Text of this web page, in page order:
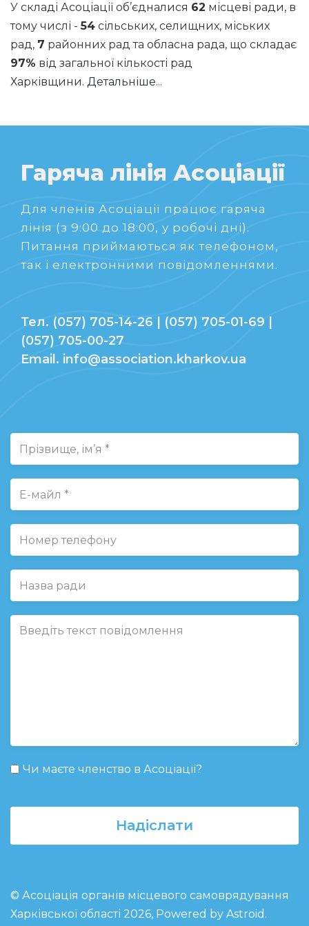
У складі Асоціації об’єдналися 62 місцеві ради, в
тому числі -54 сільських, селищних, міських
рад, 7 районних рад та обласна рада, що складає
97% від загальної кількості рад
Харківщини. Детальніше...
Гаряча лінія Асоціації
Для членів Асоціації працює гаряча
лінія (з 9:00 до 18:00, у робочі дні).
Питання приймаються як телефоном,
так і електронними повідомленнями.
Тел. (057) 705-14-26 | (057) 705-01-69 |
(057) 705-00-27
Email. info@association.kharkov.ua
Чи маєте членство в Асоціації?
Надіслати
© Асоціація органів місцевого самоврядування
Харківської області 2026, Powered by Astroid .